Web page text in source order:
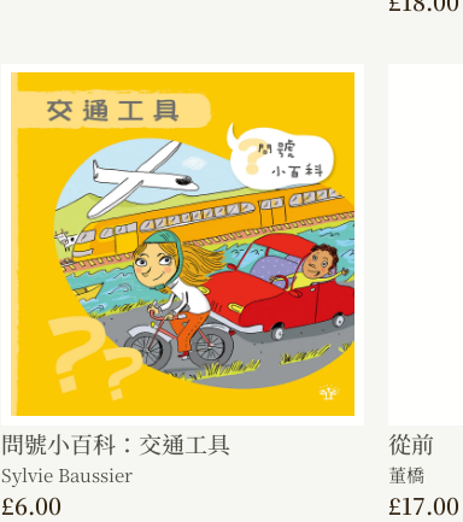
問號小百科：交通工具
Sylvie Baussier
£6.00
從前
董橋
£17.00